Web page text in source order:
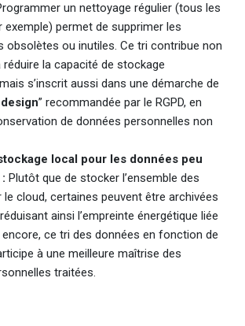
un nettoyage régulier (tous les
exemple) permet de supprimer les
obsolètes ou inutiles. Ce tri contribue non
la capacité de stockage
s’inscrit aussi dans une démarche de
” recommandée par le RGPD, en
de données personnelles non
local pour les données peu
Plutôt que de stocker l’ensemble des
le cloud, certaines peuvent être archivées
ainsi l’empreinte énergétique liée
encore, ce tri des données en fonction de
à une meilleure maîtrise des
traitées.